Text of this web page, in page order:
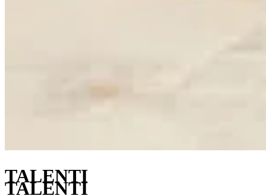
TALENTI
TALENTI